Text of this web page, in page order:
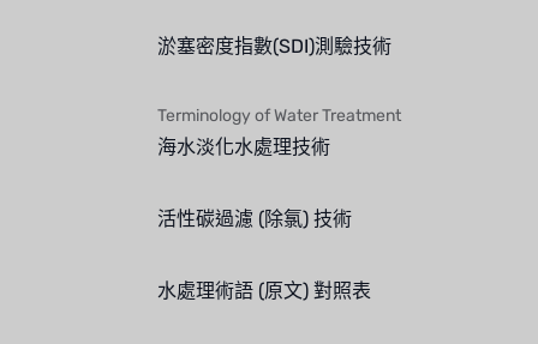
淤塞密度指數(SDI)測驗技術
Terminology of Water Treatment
海水淡化水處理技術
活性碳過濾 (除氯) 技術
水處理術語 (原文) 對照表